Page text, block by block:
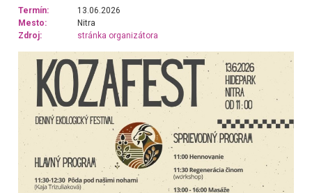
Termín:
13.06.2026
Mesto:
Nitra
Zdroj:
stránka organizátora